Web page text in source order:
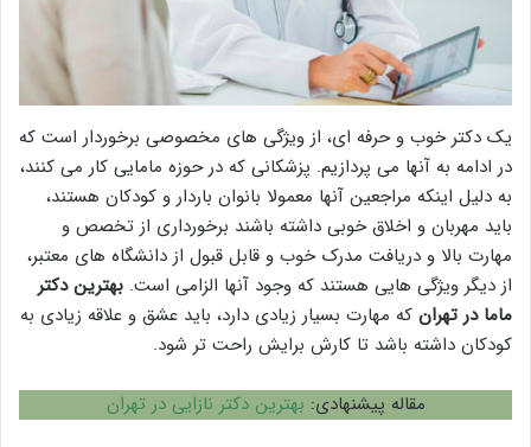
یک دکتر خوب و حرفه ای، از ویژگی های مخصوصی برخوردار است که
در ادامه به آنها می پردازیم. پزشکانی که در حوزه مامایی کار می کنند،
به دلیل اینکه مراجعین آنها معمولا بانوان باردار و کودکان هستند،
باید مهربان و اخلاق خوبی داشته باشند برخورداری از تخصص و
مهارت بالا و دریافت مدرک خوب و قابل قبول از دانشگاه های معتبر،
از دیگر ویژگی هایی هستند که وجود آنها الزامی است. بهترین دکتر
ماما در تهران که مهارت بسیار زیادی دارد، باید عشق و علاقه زیادی به
کودکان داشته باشد تا کارش برایش راحت تر شود.
مقاله پیشنهادی: بهترین دکتر نازایی در تهران